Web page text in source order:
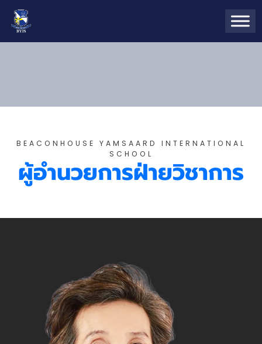
BEACONHOUSE YAMSAARD INTERNATIONAL
SCHOOL
ผู้อำนวยการฝ่ายวิชาการ